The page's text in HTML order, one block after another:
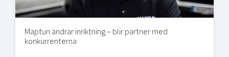
Maptun ändrar inriktning – blir partner med
konkurrenterna